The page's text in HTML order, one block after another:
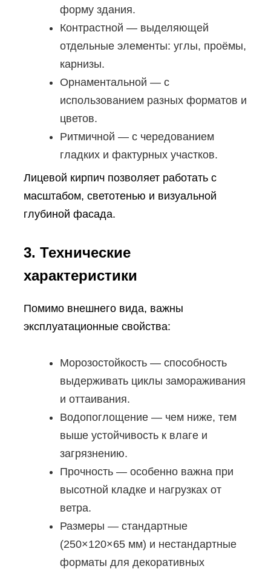
форму здания.
Контрастной — выделяющей
отдельные элементы: углы, проёмы,
карнизы.
Орнаментальной — с
использованием разных форматов и
цветов.
Ритмичной — с чередованием
гладких и фактурных участков.
Лицевой кирпич позволяет работать с
масштабом, светотенью и визуальной
глубиной фасада.
3. Технические
характеристики
Помимо внешнего вида, важны
эксплуатационные свойства:
Морозостойкость — способность
выдерживать циклы замораживания
и оттаивания.
Водопоглощение — чем ниже, тем
выше устойчивость к влаге и
загрязнению.
Прочность — особенно важна при
высотной кладке и нагрузках от
ветра.
Размеры — стандартные
(250×120×65 мм) и нестандартные
форматы для декоративных